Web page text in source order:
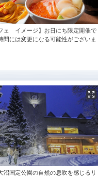
ェ イメージ】お日にち限定開催で
間には変更になる可能性がございま
沼国定公園の自然の息吹を感じるリ